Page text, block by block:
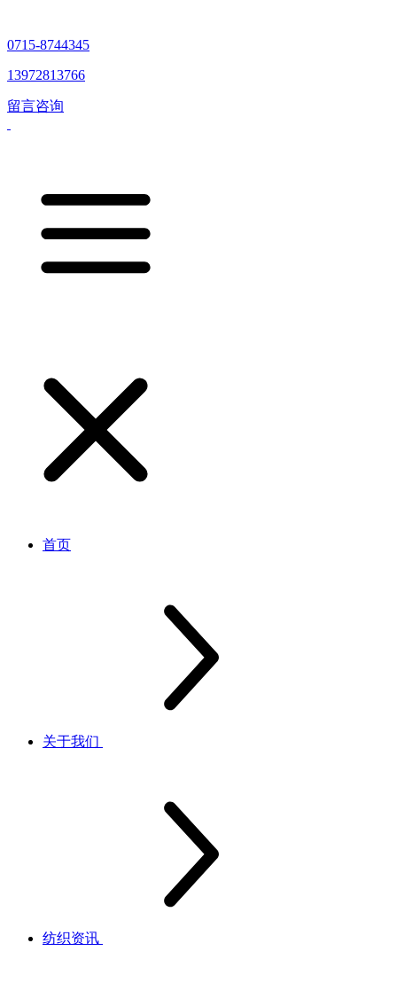
0715-8744345
13972813766
留言咨询
首页
关于我们
纺织资讯